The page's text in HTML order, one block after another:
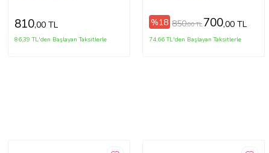
810,00 TL
86,39 TL'den Başlayan Taksitlerle
%18 850,00 TL 700,00 TL
74,66 TL'den Başlayan Taksitlerle